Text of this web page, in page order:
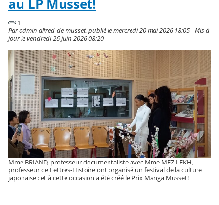
au LP Musset!
1
Par admin alfred-de-musset, publié le mercredi 20 mai 2026 18:05 - Mis à
jour le vendredi 26 juin 2026 08:20
Mme BRIAND, professeur documentaliste avec Mme MEZILEKH,
professeur de Lettres-Histoire ont organisé un festival de la culture
japonaise : et à cette occasion a été créé le Prix Manga Musset!